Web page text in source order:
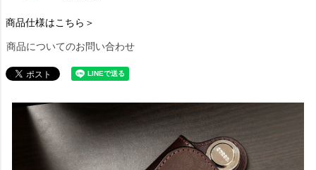
商品仕様はこちら＞
商品についてのお問い合わせ